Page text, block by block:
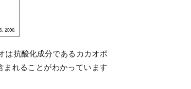
は抗酸化成分であるカカオポ
まれることがわかっています